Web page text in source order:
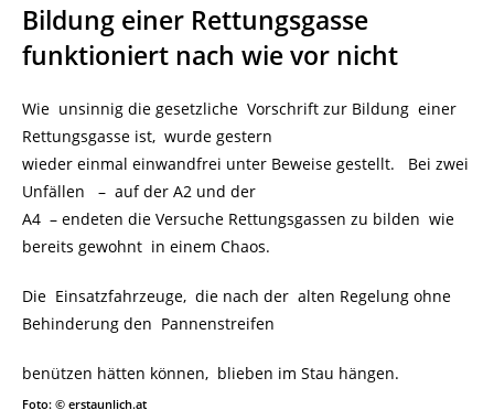
Bildung einer Rettungsgasse
funktioniert nach wie vor nicht
Wie unsinnig die gesetzliche Vorschrift zur Bildung einer
Rettungsgasse ist, wurde gestern
wieder einmal einwandfrei unter Beweise gestellt. Bei zwei
Unfällen – auf der A2 und der
A4 – endeten die Versuche Rettungsgassen zu bilden wie
bereits gewohnt in einem Chaos.
Die Einsatzfahrzeuge, die nach der alten Regelung ohne
Behinderung den Pannenstreifen
benützen hätten können, blieben im Stau hängen.
Foto: © erstaunlich.at